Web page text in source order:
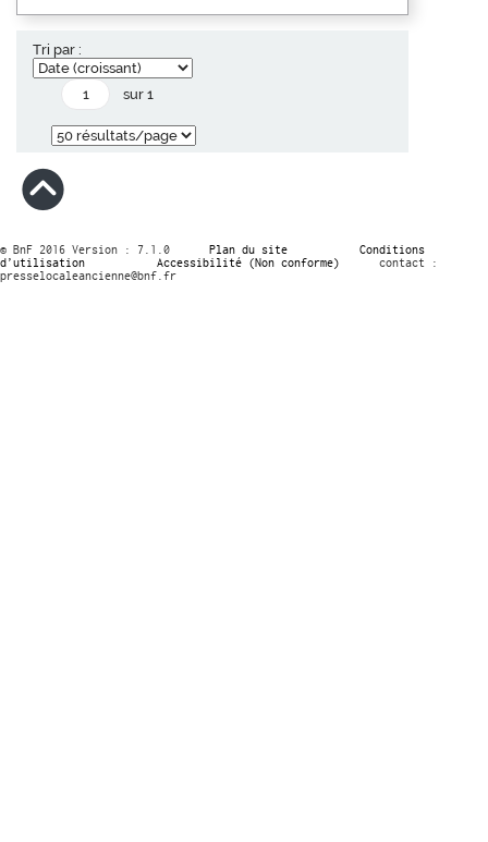
Tri par :
sur 1
© BnF 2016 Version : 7.1.0 Plan du site
Conditions
d’utilisation
Accessibilité (Non conforme)
contact :
presselocaleancienne@bnf.fr